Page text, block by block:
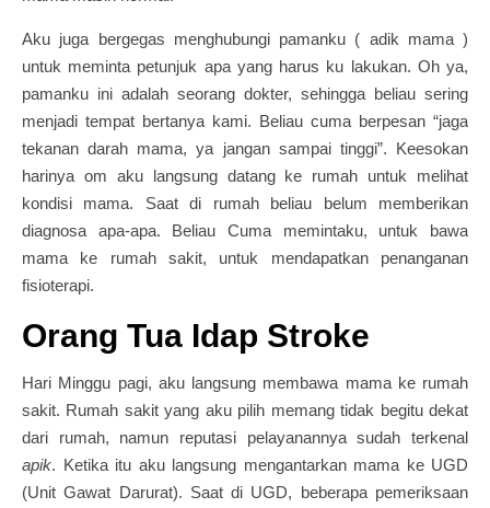
Aku juga bergegas menghubungi pamanku ( adik mama )
untuk meminta petunjuk apa yang harus ku lakukan. Oh ya,
pamanku ini adalah seorang dokter, sehingga beliau sering
menjadi tempat bertanya kami. Beliau cuma berpesan “jaga
tekanan darah mama, ya jangan sampai tinggi”. Keesokan
harinya om aku langsung datang ke rumah untuk melihat
kondisi mama. Saat di rumah beliau belum memberikan
diagnosa apa-apa. Beliau Cuma memintaku, untuk bawa
mama ke rumah sakit, untuk mendapatkan penanganan
fisioterapi.
Orang Tua Idap Stroke
Hari Minggu pagi, aku langsung membawa mama ke rumah
sakit. Rumah sakit yang aku pilih memang tidak begitu dekat
dari rumah, namun reputasi pelayanannya sudah terkenal
apik. Ketika itu aku langsung mengantarkan mama ke UGD
(Unit Gawat Darurat). Saat di UGD, beberapa pemeriksaan